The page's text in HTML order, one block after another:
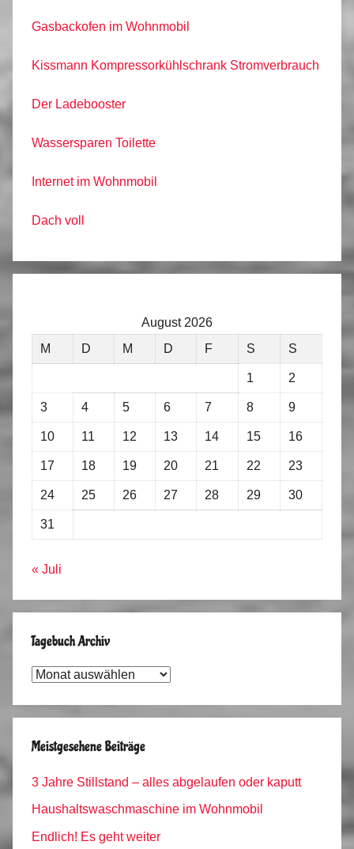
Gasbackofen im Wohnmobil
Kissmann Kompressorkühlschrank Stromverbrauch
Der Ladebooster
Wassersparen Toilette
Internet im Wohnmobil
Dach voll
August 2026
M
D M D F S S
1 2
3 4 5 6 7 8 9
10 11 12 13 14 15 16
17 18 19 20 21 22 23
24 25 26 27 28 29 30
31
« Juli
Tagebuch Archiv
Tagebuch
Meistgesehene Beiträge
3 Jahre Stillstand – alles abgelaufen oder kaputt
Haushaltswaschmaschine im Wohnmobil
Endlich! Es geht weiter